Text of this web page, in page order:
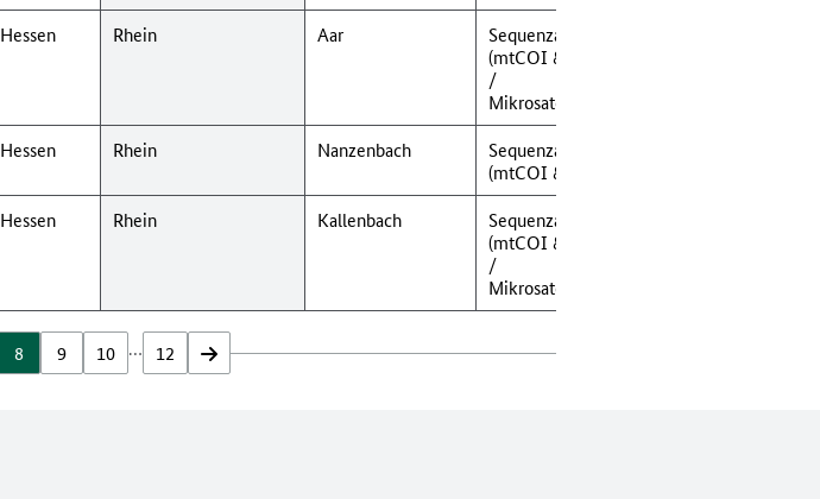
Hessen Rhein Aar
Sequenzanalyse
(mtCOI & 16S-rRNA)
/
Mikrosatellitenanalyse
Hessen Rhein Nanzenbach
Sequenzanalyse
(mtCOI & 16S-rRNA)
Hessen Rhein Kallenbach
Sequenzanalyse
(mtCOI & 16S-rRNA)
/
Mikrosatellitenanalyse
8 9 10 … 12 vor